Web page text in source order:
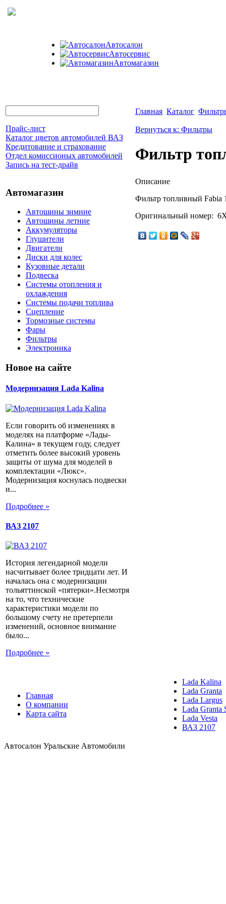
Автосалон
Автосервис
Автомагазин
Прайс-лист
Каталог цветов автомобилей ВАЗ
Кредитование и страхование
Отдел комиссионых автомобилей
Запись на тест-драйв
Автомагазин
Автошины зимние
Автошины летние
Аккумуляторы
Глушители
Двигатели
Диски для колес
Кузовные детали
Подвеска
Системы отопления и
охлаждения
Системы подачи топлива
Сцепление
Тормозные системы
Фары
Фильтры
Электроника
Новое на сайте
Модернизация Lada Kalina
Если говорить об изменениях в
моделях на платформе «Лады-
Калина» в текущем году, следует
отметить более высокий уровень
защиты от шума для моделей в
комплектации «Люкс».
Модернизация коснулась подвески
и...
Подробнее »
ВАЗ 2107
История легендарной модели
насчитывает более тридцати лет. И
началась она с модернизации
тольяттинской «пятерки».Несмотря
на то, что технические
характеристики модели по
большому счету не претерпели
изменений, основное внимание
было...
Подробнее »
Главная Каталог
Вернуться к: Фильтры
Фильтр
Описание
Фильтр топливный
Оригинальный номер:
Главная
О компании
Карта сайта
Lada Kalina
Lada Granta
Lada Largus
Lada Granta
Lada Vesta
ВАЗ 2107
Автосалон Уральские Автомобили